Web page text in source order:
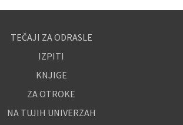
TEČAJI ZA ODRASLE
IZPITI
KNJIGE
ZA OTROKE
NA TUJIH UNIVERZAH